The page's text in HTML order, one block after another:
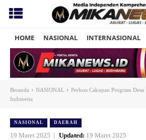
HOME NASIONAL INTERNASIONAL
Beranda NASIONAL
Perluas Cakupan Program
Indonesia
NASIONAL DAERAH
19 Maret 2025 Updated: 19 Maret 2025